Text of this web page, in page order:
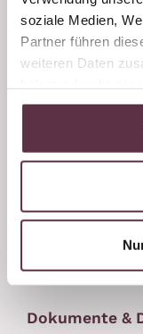
soziale Medien,
Partner führen
weiteren Daten
gesammelt haben.
Salzburg
Erlebt das
Salzburger
Zimmer und
Jetzt anfragen
Dokumente &